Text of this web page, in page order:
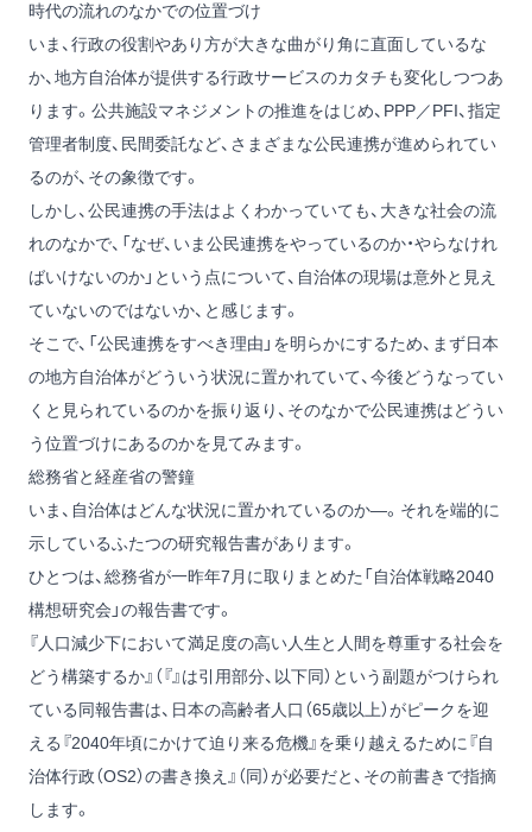
時代の流れのなかでの位置づけ
いま、行政の役割やあり方が大きな曲がり角に直面しているな
か、地方自治体が提供する行政サービスのカタチも変化しつつあ
ります。公共施設マネジメントの推進をはじめ、PPP／PFI、指定
管理者制度、民間委託など、さまざまな公民連携が進められてい
るのが、その象徴です。
しかし、公民連携の手法はよくわかっていても、大きな社会の流
れのなかで、「なぜ、いま公民連携をやっているのか・やらなけれ
ばいけないのか」という点について、自治体の現場は意外と見え
ていないのではないか、と感じます。
そこで、「公民連携をすべき理由」を明らかにするため、まず日本
の地方自治体がどういう状況に置かれていて、今後どうなってい
くと見られているのかを振り返り、そのなかで公民連携はどうい
う位置づけにあるのかを見てみます。
総務省と経産省の警鐘
いま、自治体はどんな状況に置かれているのか―。それを端的に
示しているふたつの研究報告書があります。
ひとつは、総務省が一昨年7月に取りまとめた「自治体戦略2040
構想研究会」の報告書です。
『人口減少下において満足度の高い人生と人間を尊重する社会を
どう構築するか』（『』は引用部分、以下同）という副題がつけられ
ている同報告書は、日本の高齢者人口（65歳以上）がピークを迎
える『2040年頃にかけて迫り来る危機』を乗り越えるために『自
治体行政（OS2）の書き換え』（同）が必要だと、その前書きで指摘
します。